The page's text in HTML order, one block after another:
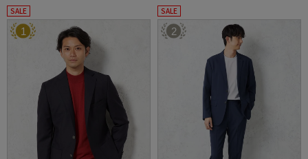
SALE
1
SALE
2